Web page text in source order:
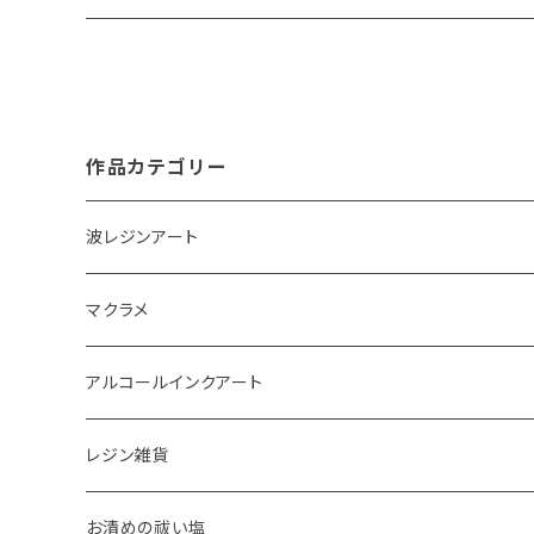
作品カテゴリー
波レジンアート
コースター
アクセサリートレイ
ペーパーウェイト
体験教室
マクラメ
ピアス
キーホルダー
タペストリー
アルコールインクアート
アクセサリートレイ
スマホケース
レジン雑貨
ピアス
お清めの祓い塩